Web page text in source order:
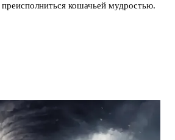
кошачьей мудростью.